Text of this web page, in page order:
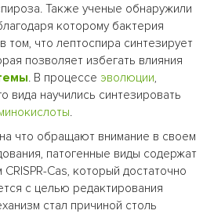
Также ученые обнаружили
которому бактерия
что лептоспира синтезирует
позволяет избегать влияния
. В процессе эволюции,
вида научились синтезировать
.
что обращают внимание в своем
патогенные виды содержат
CRISPR-Cas, который достаточно
с целью редактирования
стал причиной столь